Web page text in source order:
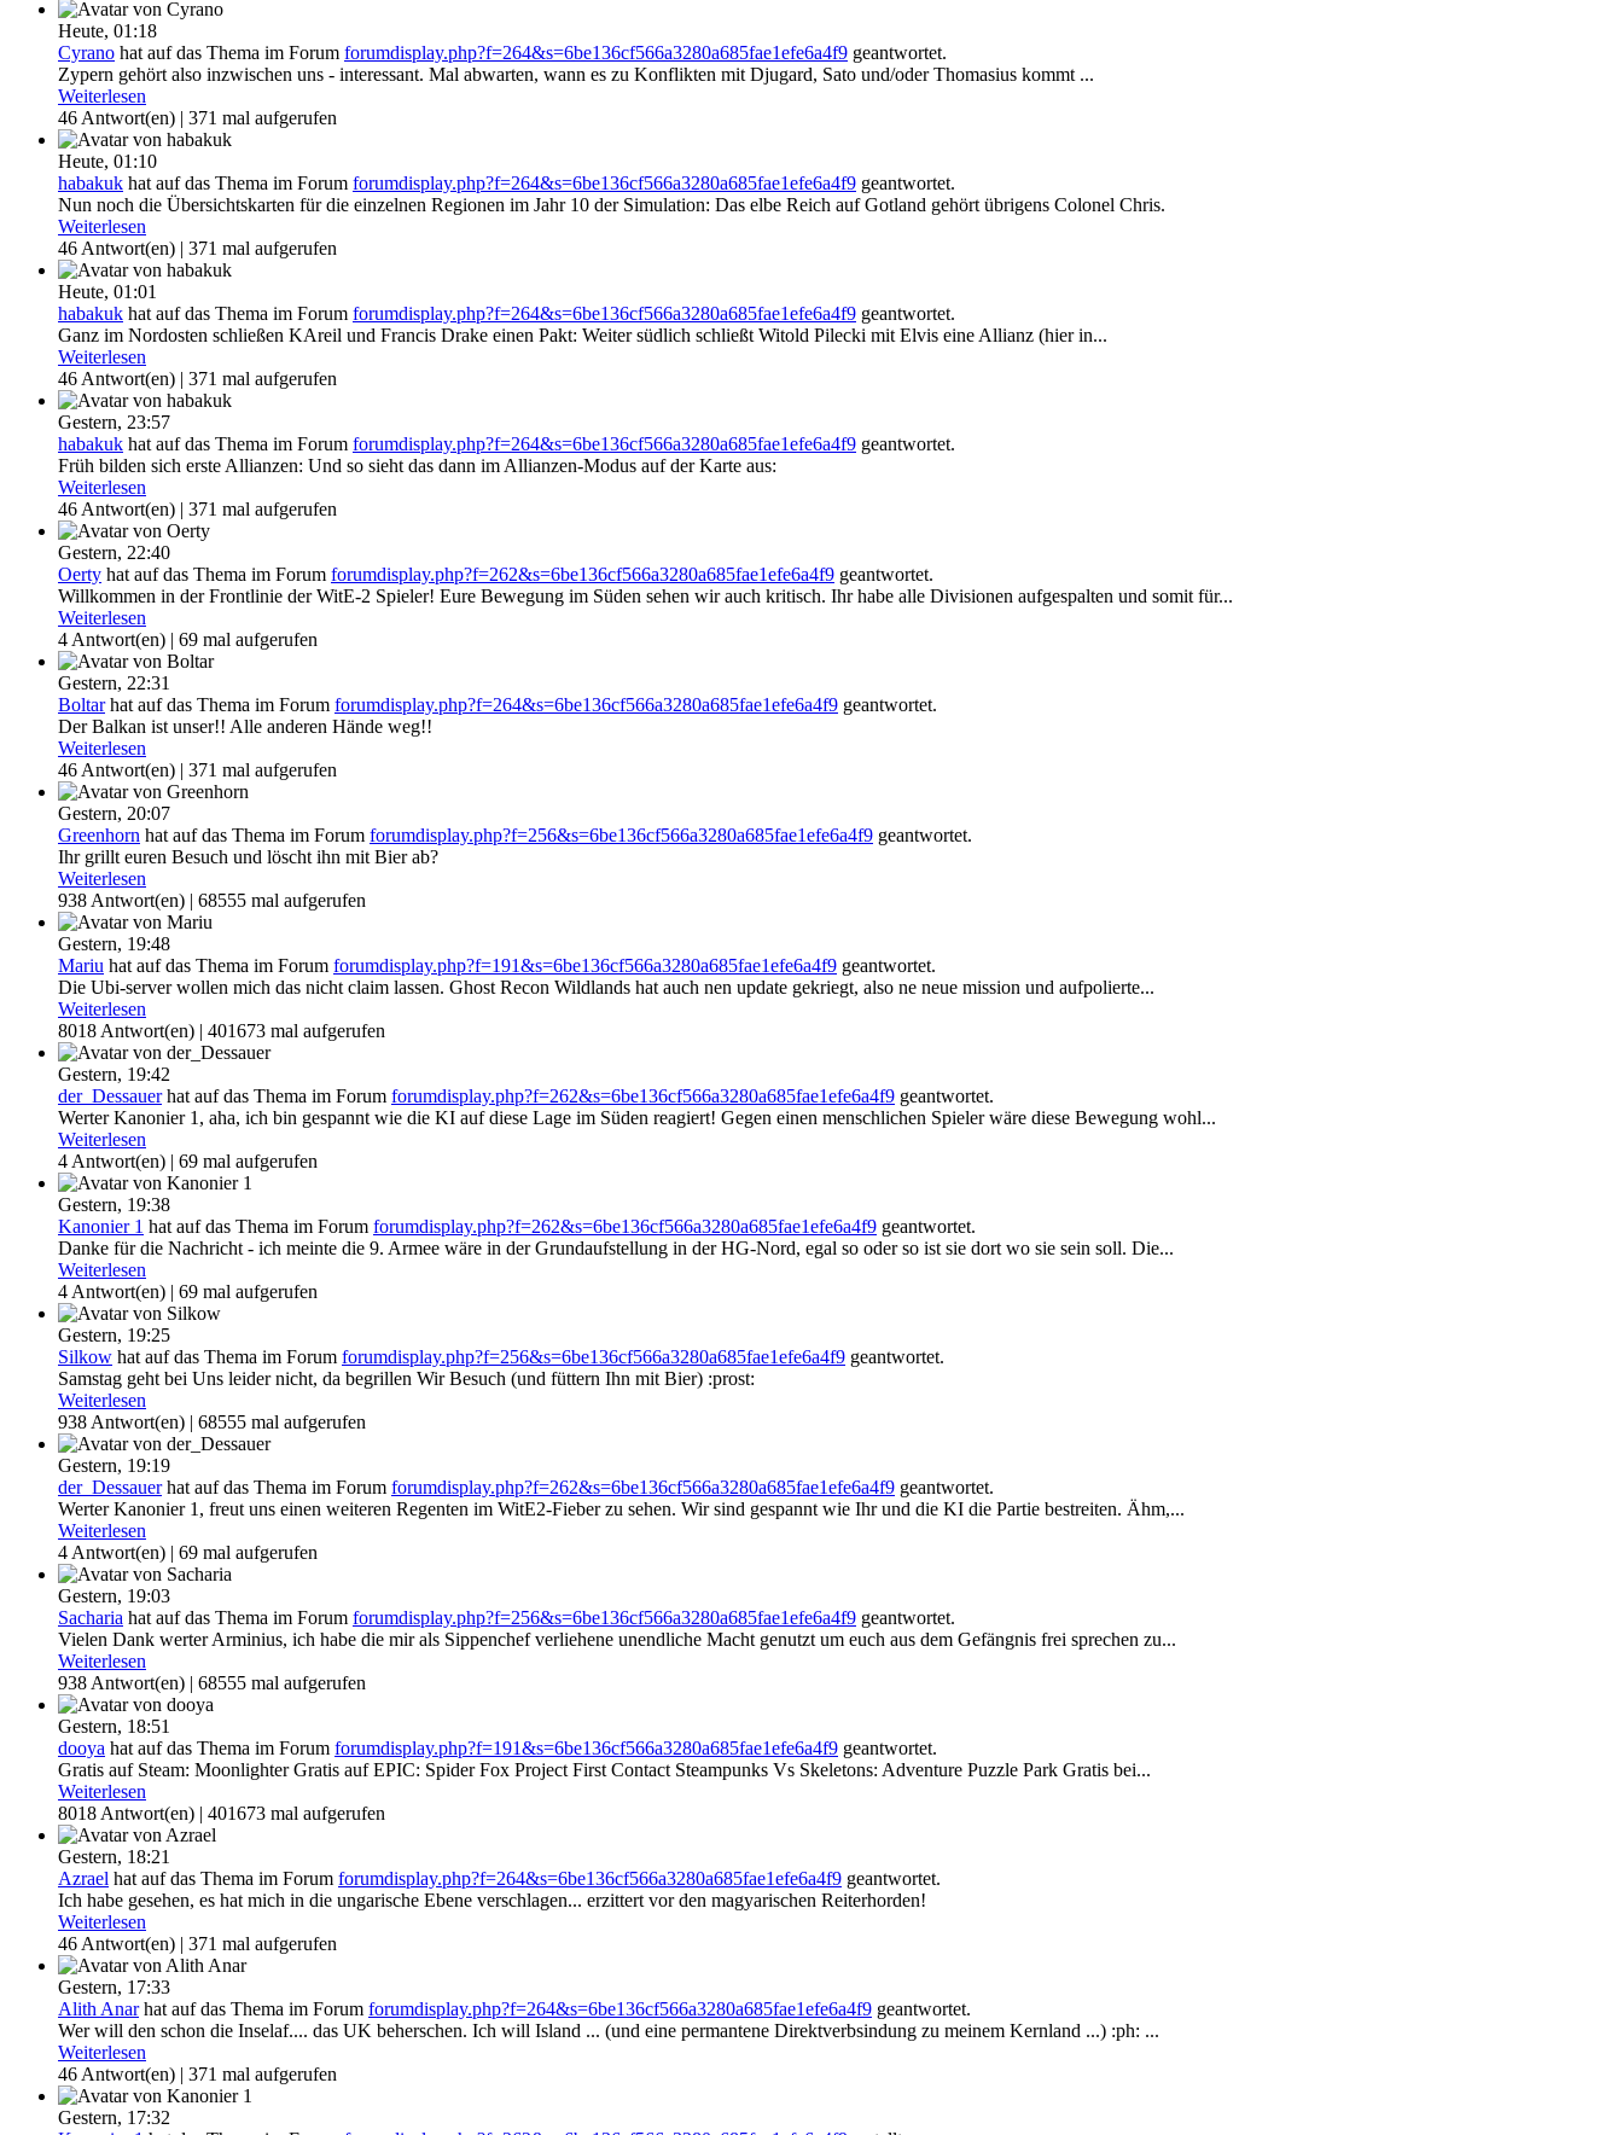
Heute, 01:18
Cyrano hat auf das Thema im Forum forumdisplay.php?f=264&s=6be136cf566a3280a685fae1efe6a4f9 geantwortet.
Zypern gehört also inzwischen uns - interessant. Mal abwarten, wann es zu Konflikten mit Djugard, Sato und/oder Thomasius kommt ...
Weiterlesen
46 Antwort(en) | 371 mal aufgerufen
Heute, 01:10
habakuk hat auf das Thema im Forum forumdisplay.php?f=264&s=6be136cf566a3280a685fae1efe6a4f9 geantwortet.
Nun noch die Übersichtskarten für die einzelnen Regionen im Jahr 10 der Simulation: Das elbe Reich auf Gotland gehört übrigens Colonel Chris.
Weiterlesen
46 Antwort(en) | 371 mal aufgerufen
Heute, 01:01
habakuk hat auf das Thema im Forum forumdisplay.php?f=264&s=6be136cf566a3280a685fae1efe6a4f9 geantwortet.
Ganz im Nordosten schließen KAreil und Francis Drake einen Pakt: Weiter südlich schließt Witold Pilecki mit Elvis eine Allianz (hier in...
Weiterlesen
46 Antwort(en) | 371 mal aufgerufen
Gestern, 23:57
habakuk hat auf das Thema im Forum forumdisplay.php?f=264&s=6be136cf566a3280a685fae1efe6a4f9 geantwortet.
Früh bilden sich erste Allianzen: Und so sieht das dann im Allianzen-Modus auf der Karte aus:
Weiterlesen
46 Antwort(en) | 371 mal aufgerufen
Gestern, 22:40
Oerty hat auf das Thema im Forum forumdisplay.php?f=262&s=6be136cf566a3280a685fae1efe6a4f9 geantwortet.
Willkommen in der Frontlinie der WitE-2 Spieler! Eure Bewegung im Süden sehen wir auch kritisch. Ihr habe alle Divisionen aufgespalten und somit für...
Weiterlesen
4 Antwort(en) | 69 mal aufgerufen
Gestern, 22:31
Boltarhat auf das Thema im Forum forumdisplay.php?f=264&s=6be136cf566a3280a685fae1efe6a4f9 geantwortet.
Der Balkan ist unser!! Alle anderen Hände weg!!
Weiterlesen
46 Antwort(en) | 371 mal aufgerufen
Gestern, 20:07
Greenhorn hat auf das Thema im Forum forumdisplay.php?f=256&s=6be136cf566a3280a685fae1efe6a4f9 geantwortet.
Ihr grillt euren Besuch und löscht ihn mit Bier ab?
Weiterlesen
938 Antwort(en) | 68555 mal aufgerufen
Gestern, 19:48
Mariu hat auf das Thema im Forum forumdisplay.php?f=191&s=6be136cf566a3280a685fae1efe6a4f9 geantwortet.
Die Ubi-server wollen mich das nicht claim lassen. Ghost Recon Wildlands hat auch nen update gekriegt, also ne neue mission und aufpolierte...
Weiterlesen
8018 Antwort(en) | 401673 mal aufgerufen
Gestern, 19:42
der_Dessauerhat auf das Thema im Forum forumdisplay.php?f=262&s=6be136cf566a3280a685fae1efe6a4f9 geantwortet.
Werter Kanonier 1, aha, ich bin gespannt wie die KI auf diese Lage im Süden reagiert! Gegen einen menschlichen Spieler wäre diese Bewegung wohl...
Weiterlesen
4 Antwort(en) | 69 mal aufgerufen
Gestern, 19:38
Kanonier 1 hat auf das Thema im Forum forumdisplay.php?f=262&s=6be136cf566a3280a685fae1efe6a4f9 geantwortet.
Danke für die Nachricht - ich meinte die 9. Armee wäre in der Grundaufstellung in der HG-Nord, egal so oder so ist sie dort wo sie sein soll. Die...
Weiterlesen
4 Antwort(en) | 69 mal aufgerufen
Gestern, 19:25
Silkow hat auf das Thema im Forum forumdisplay.php?f=256&s=6be136cf566a3280a685fae1efe6a4f9 geantwortet.
Samstag geht bei Uns leider nicht, da begrillen Wir Besuch (und füttern Ihn mit Bier) :prost:
Weiterlesen
938 Antwort(en) | 68555 mal aufgerufen
Gestern, 19:19
der_Dessauerhat auf das Thema im Forum forumdisplay.php?f=262&s=6be136cf566a3280a685fae1efe6a4f9 geantwortet.
Werter Kanonier 1, freut uns einen weiteren Regenten im WitE2-Fieber zu sehen. Wir sind gespannt wie Ihr und die KI die Partie bestreiten. Ähm,...
Weiterlesen
4 Antwort(en) | 69 mal aufgerufen
Gestern, 19:03
Sacharia hat auf das Thema im Forum forumdisplay.php?f=256&s=6be136cf566a3280a685fae1efe6a4f9 geantwortet.
Vielen Dank werter Arminius, ich habe die mir als Sippenchef verliehene unendliche Macht genutzt um euch aus dem Gefängnis frei sprechen zu...
Weiterlesen
938 Antwort(en) | 68555 mal aufgerufen
Gestern, 18:51
dooya hat auf das Thema im Forum forumdisplay.php?f=191&s=6be136cf566a3280a685fae1efe6a4f9 geantwortet.
Gratis auf Steam: Moonlighter Gratis auf EPIC: Spider Fox Project First Contact Steampunks Vs Skeletons: Adventure Puzzle Park Gratis bei...
Weiterlesen
8018 Antwort(en) | 401673 mal aufgerufen
Gestern, 18:21
Azrael hat auf das Thema im Forum forumdisplay.php?f=264&s=6be136cf566a3280a685fae1efe6a4f9 geantwortet.
Ich habe gesehen, es hat mich in die ungarische Ebene verschlagen... erzittert vor den magyarischen Reiterhorden!
Weiterlesen
46 Antwort(en) | 371 mal aufgerufen
Gestern, 17:33
Alith Anarhat auf das Thema im Forum forumdisplay.php?f=264&s=6be136cf566a3280a685fae1efe6a4f9 geantwortet.
Wer will den schon die Inselaf.... das UK beherschen. Ich will Island ... (und eine permantene Direktverbsindung zu meinem Kernland ...) :ph: ...
Weiterlesen
46 Antwort(en) | 371 mal aufgerufen
Gestern, 17:32